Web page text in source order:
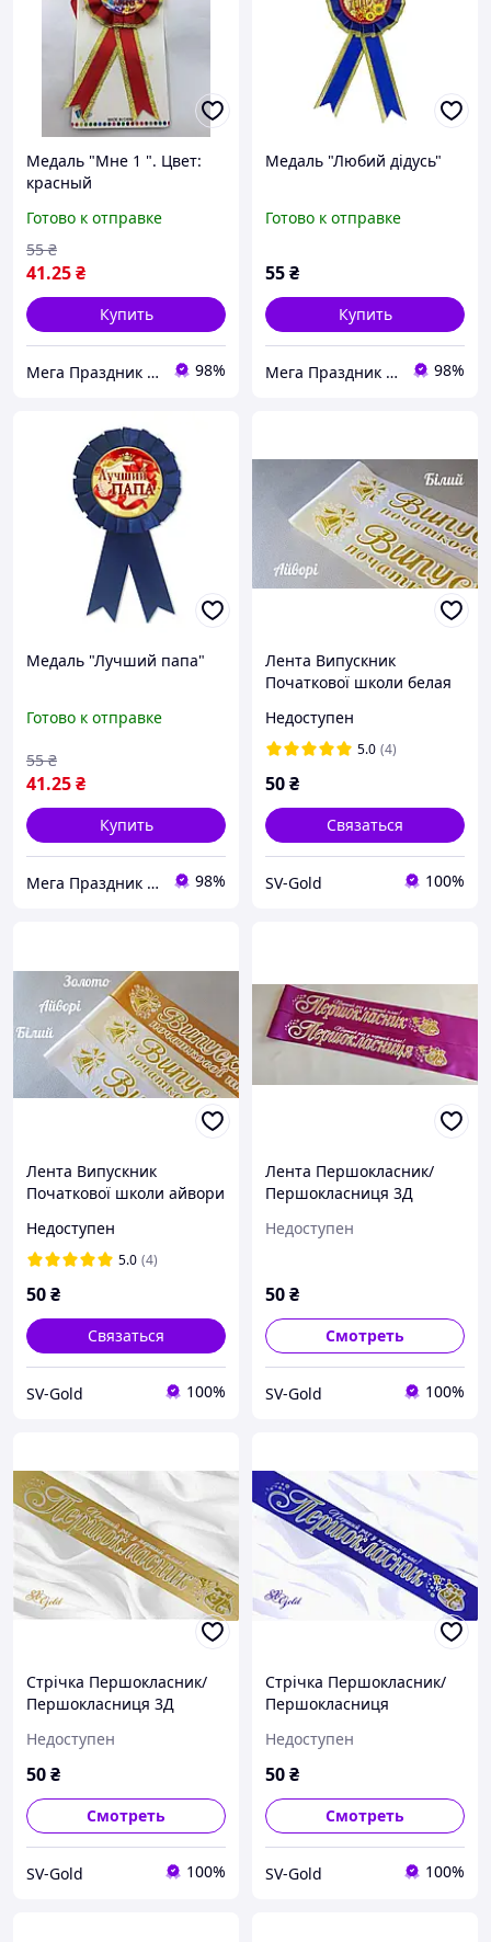
Медаль "Мне 1 ". Цвет:
красный
Готово к отправке
41.25₴
55 ₴
Купить
Мега Праздник – магазин аксессуаров для праздника и все для оформления воздушными шарами ОПТ. 98%
Медаль "Любий дідусь"
Готово к отправке
55₴
Купить
Мега Праздник – магазин аксессуаров для праздника и все для оформления воздушными шарами ОПТ. 98%
Медаль "Лучший папа"
Готово к отправке
41.25₴
55 ₴
Купить
Мега Праздник – магазин аксессуаров для праздника и все для оформления воздушными шарами ОПТ. 98%
Лента Випускник
Початкової школи белая
Недоступен
5.0 (4)
50₴
Связаться
SV-Gold 100%
Лента Випускник
Початкової школи айвори
Недоступен
5.0 (4)
50₴
Связаться
SV-Gold 100%
Лента Першокласник/
Першокласниця 3Д
Недоступен
50₴
Смотреть
SV-Gold 100%
Стрічка Першокласник/
Першокласниця 3Д
Недоступен
50₴
Смотреть
SV-Gold 100%
Стрічка Першокласник/
Першокласниця
Недоступен
50₴
Смотреть
SV-Gold 100%